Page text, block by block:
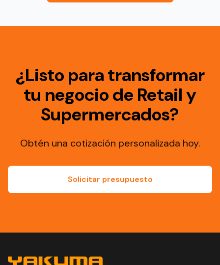
¿Listo para transformar
tu negocio de Retail y
Supermercados?
Obtén una cotización personalizada hoy.
Solicitar presupuesto